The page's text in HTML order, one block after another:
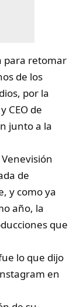
para retomar
de los
por la
CEO de
junto a la
de
y como ya
año, la
que
lo que dijo
en